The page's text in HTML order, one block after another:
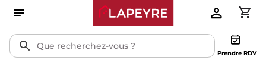
Prendre RDV